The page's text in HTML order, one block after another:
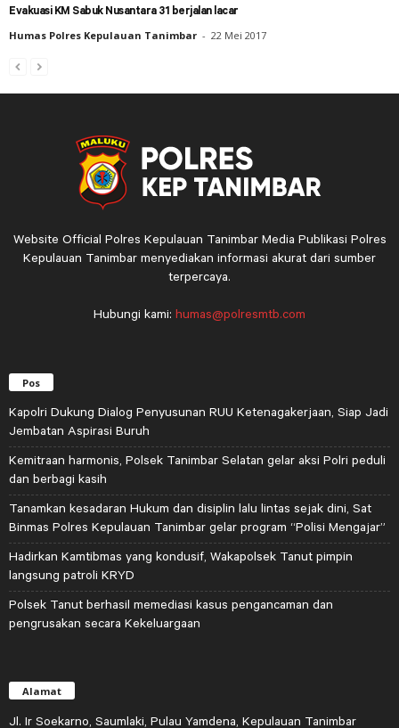
Evakuasi KM Sabuk Nusantara 31 berjalan lacar
Humas Polres Kepulauan Tanimbar - 22 Mei 2017
Website Official Polres Kepulauan Tanimbar Media Publikasi Polres
Kepulauan Tanimbar menyediakan informasi akurat dari sumber
terpercaya.
Hubungi kami: humas@polresmtb.com
Pos
Kapolri Dukung Dialog Penyusunan RUU Ketenagakerjaan, Siap Jadi
Jembatan Aspirasi Buruh
Kemitraan harmonis, Polsek Tanimbar Selatan gelar aksi Polri peduli
dan berbagi kasih
Tanamkan kesadaran Hukum dan disiplin lalu lintas sejak dini, Sat
Binmas Polres Kepulauan Tanimbar gelar program “Polisi Mengajar”
Hadirkan Kamtibmas yang kondusif, Wakapolsek Tanut pimpin
langsung patroli KRYD
Polsek Tanut berhasil memediasi kasus pengancaman dan
pengrusakan secara Kekeluargaan
Alamat
Jl. Ir Soekarno, Saumlaki, Pulau Yamdena, Kepulauan Tanimbar